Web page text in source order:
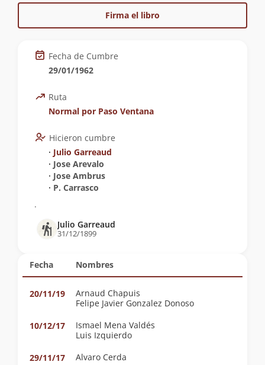
Firma el libro
Fecha Nombres
20/11/19
Arnaud Chapuis
Felipe Javier Gonzalez Donoso
10/12/17
Ismael Mena Valdés
Luis Izquierdo
29/11/17
Alvaro Cerda
Fecha de Cumbre
29/01/1962
Ruta
Normal por Paso Ventana
Hicieron cumbre
∙ Julio Garreaud
∙ Jose Arevalo
∙ Jose Ambrus
∙ P. Carrasco
.
Julio Garreaud
31/12/1899